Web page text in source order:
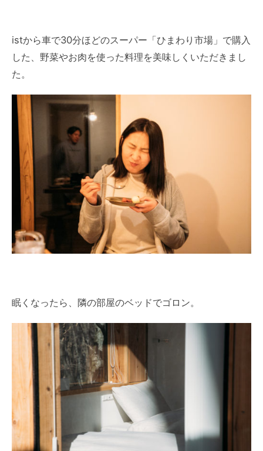
istから車で30分ほどのスーパー「ひまわり市場」で購入
した、野菜やお肉を使った料理を美味しくいただきまし
た。
眠くなったら、隣の部屋のベッドでゴロン。